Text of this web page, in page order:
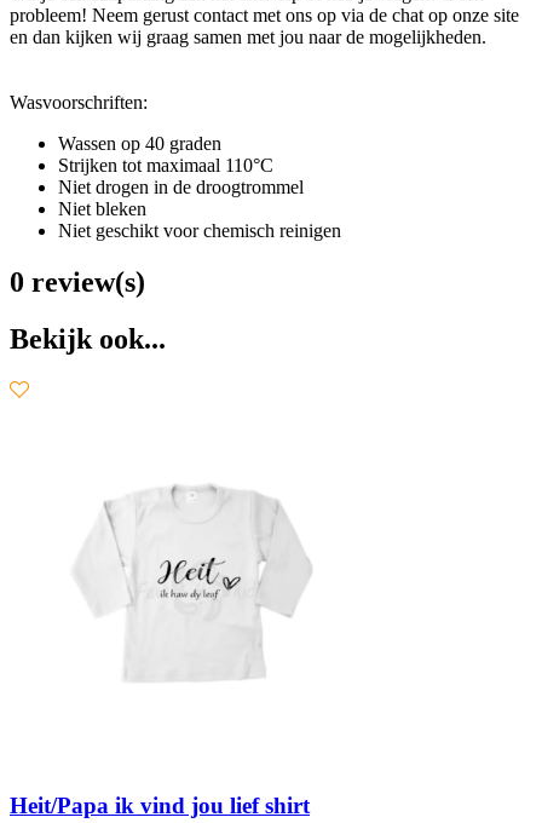
probleem! Neem gerust contact met ons op via de chat op onze site
en dan kijken wij graag samen met jou naar de mogelijkheden.
Wasvoorschriften:
Wassen op 40 graden
Strijken tot maximaal 110°C
Niet drogen in de droogtrommel
Niet bleken
Niet geschikt voor chemisch reinigen
0 review(s)
Bekijk ook...
Heit/Papa ik vind jou lief shirt